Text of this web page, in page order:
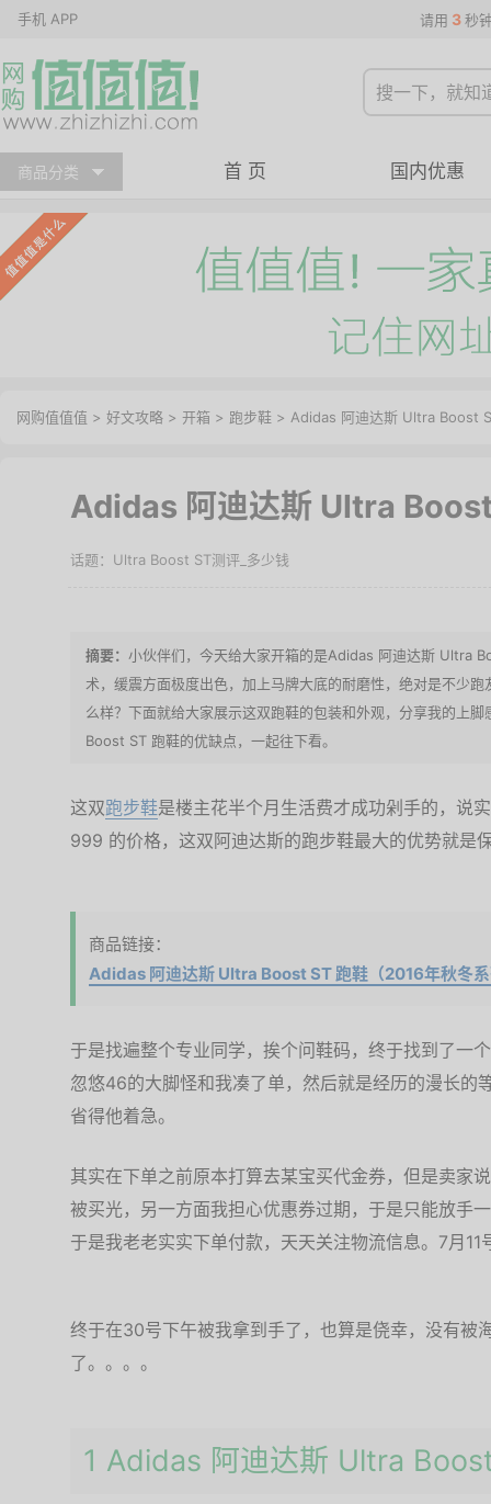
手机 APP 请用 3 秒
商品分类 首 页 国内优惠
网购值值值 > 好文攻略 > 开箱 > 跑步鞋 > Adidas 阿迪达斯 Ultra Boost
Adidas 阿迪达斯 Ultra
Ultra Boost ST测评_多少钱
小伙伴们，今天给大家开箱的是Adidas 阿迪达斯 Ultra
术，缓震方面极度出色，加上马牌大底的耐磨性，绝对是不少
么样？下面就给大家展示这双跑鞋的包装和外观，分享我的上
Boost ST 跑鞋的优缺点，一起往下看。
这双跑步鞋是楼主花半个月生活费才成功剁手的，说
999 的价格，这双阿迪达斯的跑步鞋最大的优势就是
商品链接：
Adidas 阿迪达斯 Ultra Boost ST 跑鞋（2016年秋冬
于是找遍整个专业同学，挨个问鞋码，终于找到了一
忽悠46的大脚怪和我凑了单，然后就是经历的漫长的
省得他着急。
其实在下单之前原本打算去某宝买代金券，但是卖家
被买光，另一方面我担心优惠券过期，于是只能放手
于是我老老实实下单付款，天天关注物流信息。7月11
终于在30号下午被我拿到手了，也算是侥幸，没有被
了。。。。
1 Adidas 阿迪达斯 Ultra